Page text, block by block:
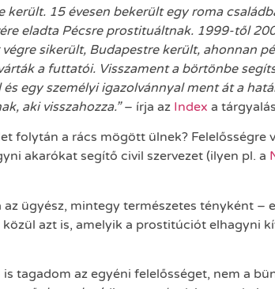
15 évesen bekerült egy roma
eladta Pécsre prostituáltnak. 1999-től
sikerült, Budapestre került, ahonnan
a futtatói. Visszament a börtönbe
egy személyi igazolvánnyal ment át a
aki visszahozza.”– írja az Index a
folytán a rács mögött ülnek?
akarókat segítő civil szervezet (ilyen pl. a
ügyész, mintegy természetes tényként –
azt is, amelyik a prostitúciót elhagyni
tagadom az egyéni felelősséget, nem a